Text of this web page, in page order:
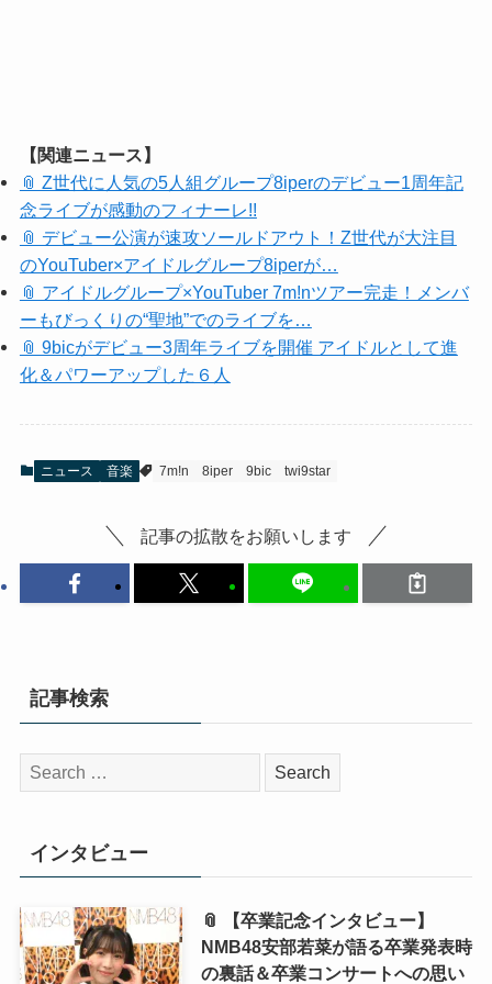
【関連ニュース】
📎 Z世代に人気の5人組グループ8iperのデビュー1周年記
念ライブが感動のフィナーレ!!
📎 デビュー公演が速攻ソールドアウト！Z世代が大注目
のYouTuber×アイドルグループ8iperが…
📎 アイドルグループ×YouTuber 7m!nツアー完走！メンバ
ーもびっくりの“聖地”でのライブを…
📎 9bicがデビュー3周年ライブを開催 アイドルとして進
化＆パワーアップした６人
ニュース 音楽 7m!n 8iper 9bic twi9star
記事の拡散をお願いします
記事検索
検
索:
インタビュー
📎 【卒業記念インタビュー】
NMB48安部若菜が語る卒業発表時
の裏話＆卒業コンサートへの思い